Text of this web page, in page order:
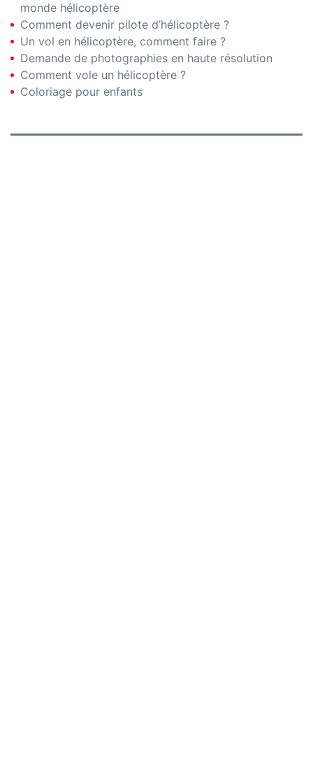
monde hélicoptère
Comment devenir pilote d’hélicoptère ?
Un vol en hélicoptère, comment faire ?
Demande de photographies en haute résolution
Comment vole un hélicoptère ?
Coloriage pour enfants